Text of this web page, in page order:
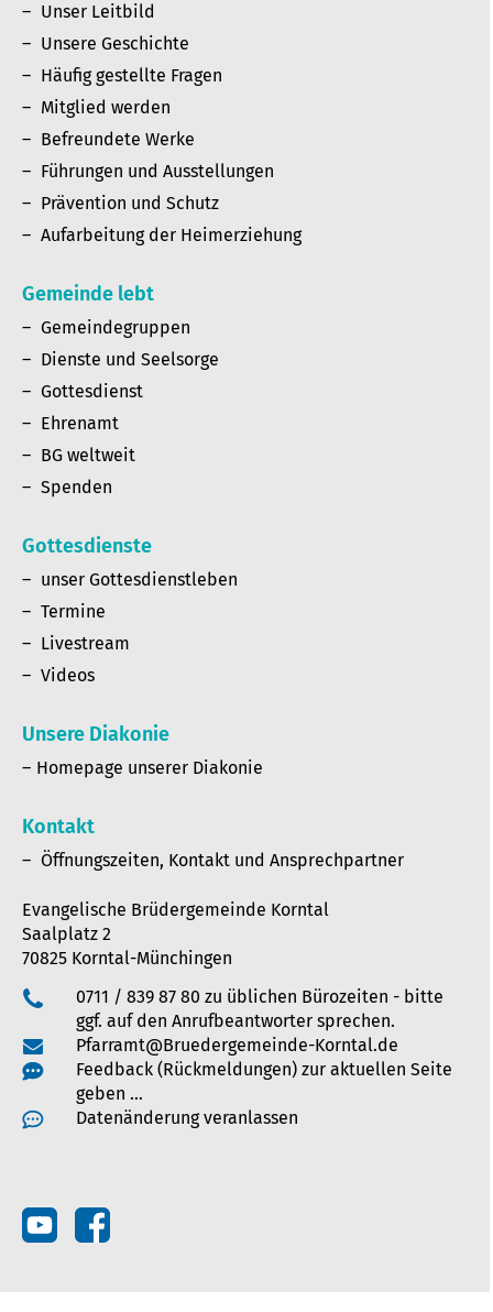
Unser Leitbild
Unsere Geschichte
Häufig gestellte Fragen
Mitglied werden
Befreundete Werke
Führungen und Ausstellungen
Prävention und Schutz
Aufarbeitung der Heimerziehung
Gemeinde lebt
Gemeindegruppen
Dienste und Seelsorge
Gottesdienst
Ehrenamt
BG weltweit
Spenden
Gottesdienste
unser Gottesdienstleben
Termine
Livestream
Videos
Unsere Diakonie
Homepage unserer Diakonie
Kontakt
Öffnungszeiten, Kontakt und Ansprechpartner
Evangelische Brüdergemeinde Korntal
Saalplatz 2
70825 Korntal-Münchingen
0711 / 839 87 80 zu üblichen Bürozeiten - bitte
ggf. auf den Anrufbeantworter sprechen.
Pfarramt@Bruedergemeinde-Korntal.de
Feedback (Rückmeldungen) zur aktuellen Seite
geben …
Datenänderung veranlassen